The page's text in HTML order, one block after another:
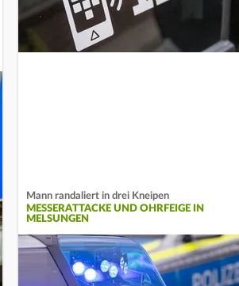
Mann randaliert in drei Kneipen
MESSERATTACKE UND OHRFEIGE IN
MELSUNGEN